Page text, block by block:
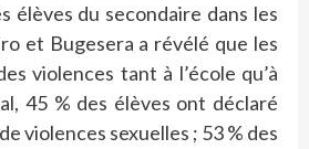
élèves du secondaire dans les
et Bugesera a révélé que les
violences tant à l’école qu’à
45 % des élèves ont déclaré
violences sexuelles ; 53 % des